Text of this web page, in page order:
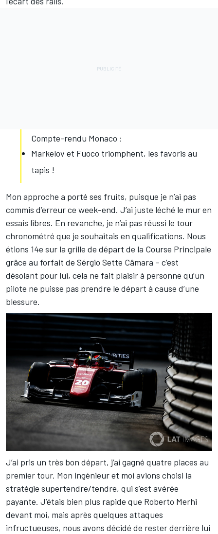
Compte-rendu Monaco :
Markelov et Fuoco triomphent, les favoris au
tapis !
Mon approche a porté ses fruits, puisque je n’ai pas
commis d’erreur ce week-end. J’ai juste léché le mur en
essais libres. En revanche, je n’ai pas réussi le tour
chronométré que je souhaitais en qualifications. Nous
étions 14e sur la grille de départ de la Course Principale
grâce au forfait de Sérgio Sette Câmara – c’est
désolant pour lui, cela ne fait plaisir à personne qu’un
pilote ne puisse pas prendre le départ à cause d’une
blessure.
J’ai pris un très bon départ, j’ai gagné quatre places au
premier tour. Mon ingénieur et moi avions choisi la
stratégie supertendre/tendre, qui s’est avérée
payante. J’étais bien plus rapide que Roberto Merhi
devant moi, mais après quelques attaques
infructueuses, nous avons décidé de rester derrière lui